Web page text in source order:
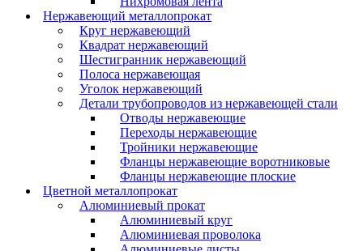
Нержавеющий металлопрокат
Круг нержавеющий
Квадрат нержавеющий
Шестигранник нержавеющий
Полоса нержавеющая
Уголок нержавеющий
Детали трубопроводов из нержавеющей стали
Отводы нержавеющие
Переходы нержавеющие
Тройники нержавеющие
Фланцы нержавеющие воротниковые
Фланцы нержавеющие плоские
Цветной металлопрокат
Алюминиевый прокат
Алюминиевый круг
Алюминиевая проволока